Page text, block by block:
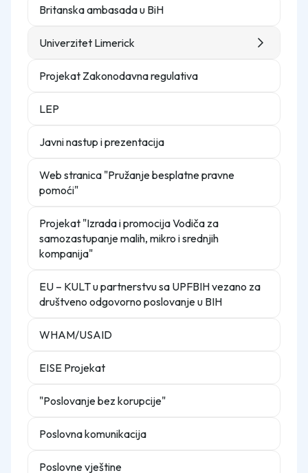
Britanska ambasada u BiH
Univerzitet Limerick
Projekat Zakonodavna regulativa
LEP
Javni nastup i prezentacija
Web stranica "Pružanje besplatne pravne
pomoći"
Projekat "Izrada i promocija Vodiča za
samozastupanje malih, mikro i srednjih
kompanija"
EU – KULT u partnerstvu sa UPFBIH vezano za
društveno odgovorno poslovanje u BIH
WHAM/USAID
EISE Projekat
"Poslovanje bez korupcije"
Poslovna komunikacija
Poslovne vještine